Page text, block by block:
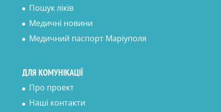
Пошук ліків
Медичні новини
Медичний паспорт Маріуполя
ДЛЯ КОМУНІКАЦІЇ
Про проект
Наші контакти